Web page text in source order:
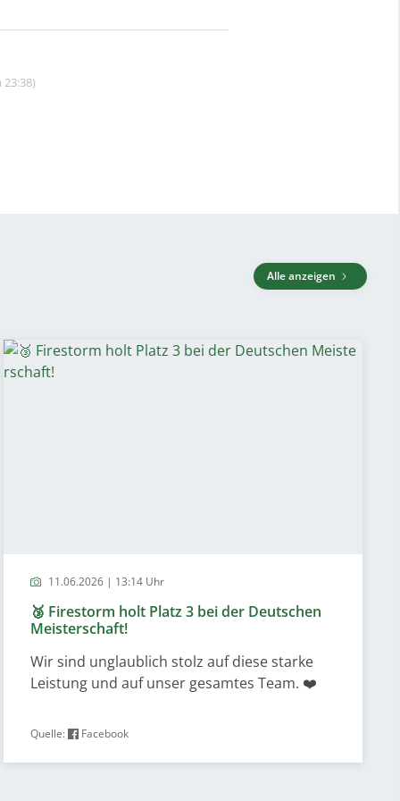
Alle anzeigen
11.06.2026 | 13:14 Uhr
🥉 Firestorm holt Platz 3 bei der Deutschen
Meisterschaft!
Wir sind unglaublich stolz auf diese starke
Leistung und auf unser gesamtes Team. ❤️
Quelle: Facebook